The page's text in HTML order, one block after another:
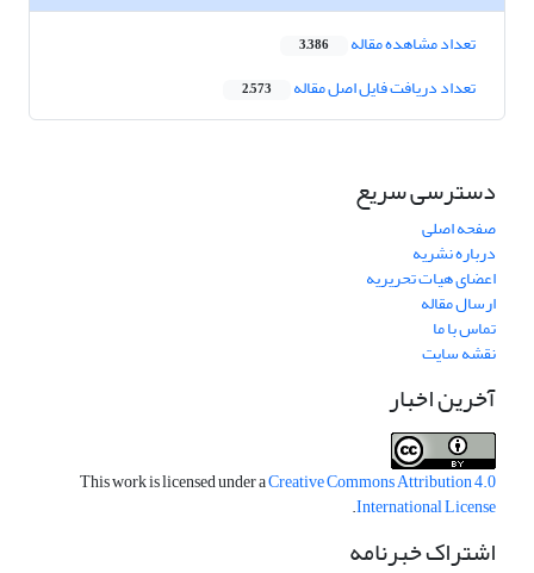
تعداد مشاهده مقاله 3,386
تعداد دریافت فایل اصل مقاله 2,573
دسترسی سریع
صفحه اصلی
درباره نشریه
اعضای هیات تحریریه
ارسال مقاله
تماس با ما
نقشه سایت
آخرین اخبار
This work is licensed under aCreative Commons Attribution 4.0
International License
.
اشتراک خبرنامه